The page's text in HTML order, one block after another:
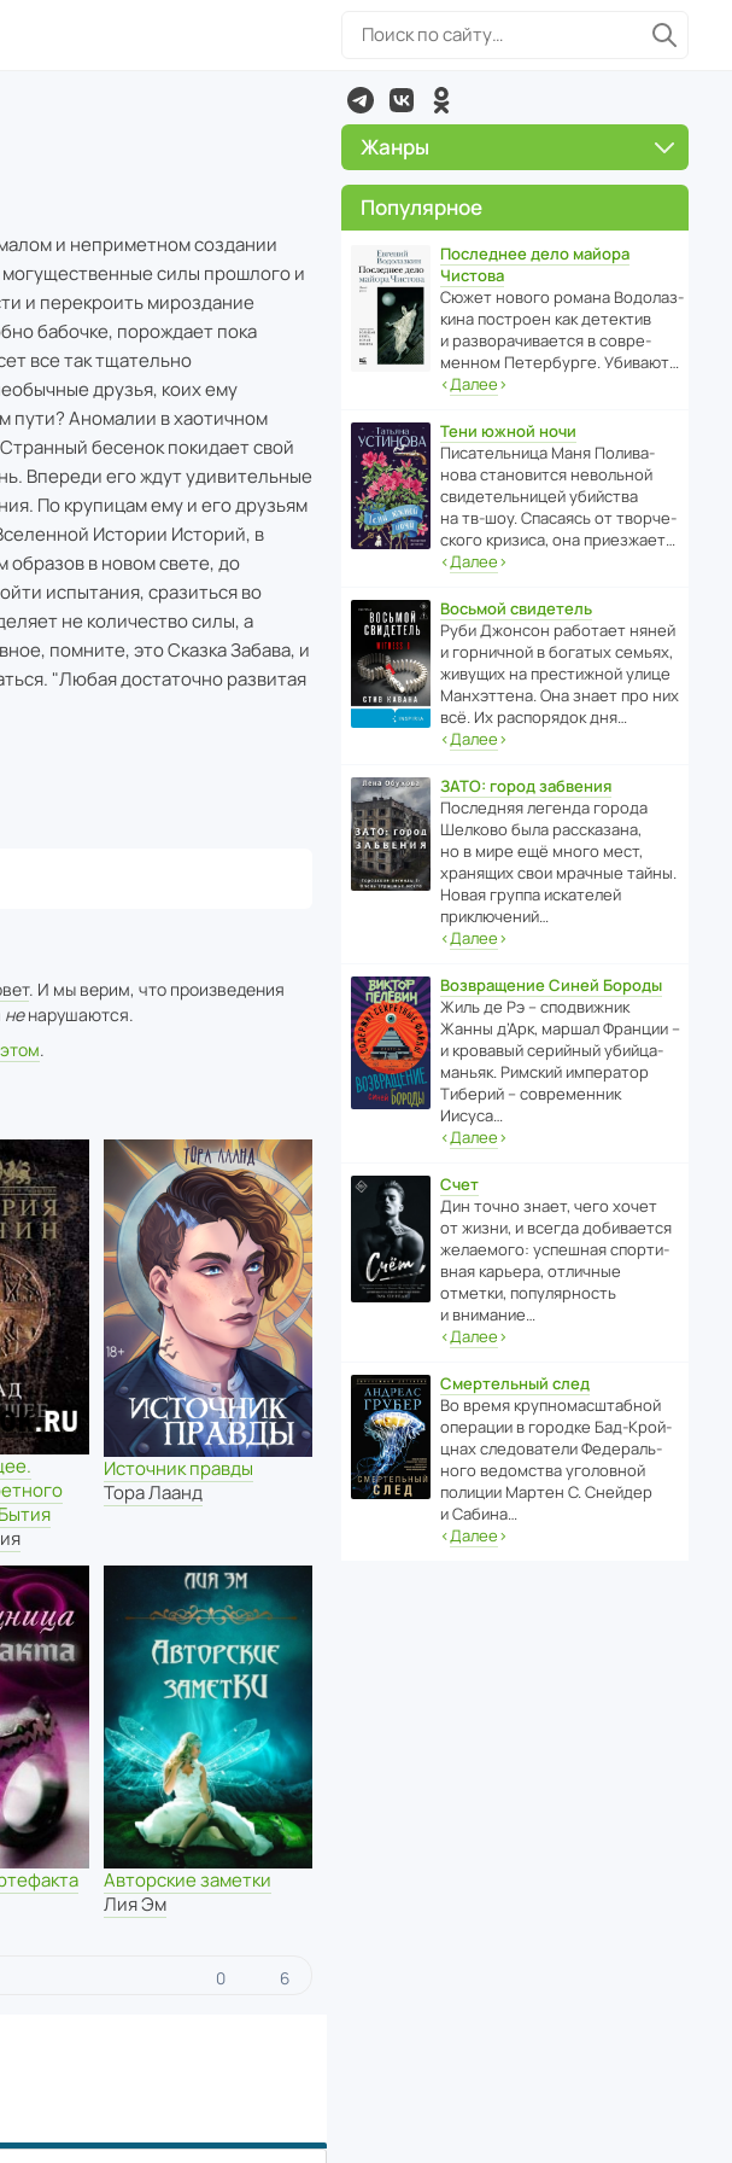
и неприметном создании
могущественные силы прошлого и
и перекроить мироздание
бабочке, порождает пока
все так тщательно
друзья, коих ему
пути? Аномалии в хаотичном
бесенок покидает свой
Впереди его ждут удивительные
По крупицам ему и его друзьям
Истории Историй, в
образов в новом свете, до
испытания, сразиться во
не количество силы, а
помните, это Сказка Забава, и
"Любая достаточно развитая
. И мы верим, что произведения
ненарушаются.
.
Источник правды
Тора Лаанд
Авторские заметки
Лия Эм
0 6
Жанры
Популярное
Последнее дело майора
Чистова
Сюжет нового романа Водо­ла­з­
кина пост­роен как дете­ктив
и разво­ра­чи­ва­ется в совре­
менном Пете­р­бурге. Убивают…
‹Далее›
Тени южной ночи
Писа­тель­ница Маня Поли­ва­
нова стано­вится невольной
свиде­тель­ницей убийства
на тв-шоу. Спасаясь от твор­че­
с­кого кризиса, она приезжает…
‹Далее›
Восьмой свидетель
Руби Джонсон рабо­тает няней
и горни­чной в богатых семьях,
живущих на прес­ти­жной улице
Манх­эт­тена. Она знает про них
всё. Их распо­рядок дня…
‹Далее›
ЗАТО: город забвения
После­дняя легенда города
Шелково была расска­зана,
но в мире ещё много мест,
хранящих свои мрачные тайны.
Новая группа иска­телей
приключений…
‹Далее›
Возвращение Синей Бороды
Жиль де Рэ – спод­ви­жник
Жанны д’Арк, маршал Франции –
и кровавый серийный убийца-
маньяк. Римский импе­ратор
Тиберий – совре­менник
Иисуса…
‹Далее›
Счет
Дин точно знает, чего хочет
от жизни, и всегда доби­ва­ется
жела­е­мого: успе­шная спор­ти­
вная карьера, отли­чные
отметки, попу­ля­р­ность
и внимание…
‹Далее›
Смертельный след
Во время круп­но­мас­ш­та­бной
операции в городке Бад‑Крой­
цнах следо­ва­тели Феде­раль­
ного ведомства уголо­вной
полиции Мартен С. Снейдер
и Сабина…
‹Далее›